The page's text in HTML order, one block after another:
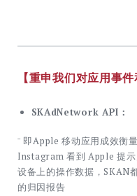
【重申我们对应用事
SKAdNetwork API：
ˉ 即Apple 移动应用成效衡
Instagram 看到 Apple 提
设备上的操作数据，SKAN
的归因报告